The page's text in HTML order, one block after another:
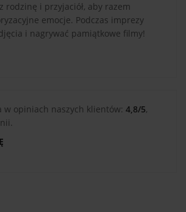
rodzinę i przyjaciół, aby razem
emocje. Podczas imprezy
i nagrywać pamiątkowe filmy!
w opiniach naszych klientów: 4,8/5,